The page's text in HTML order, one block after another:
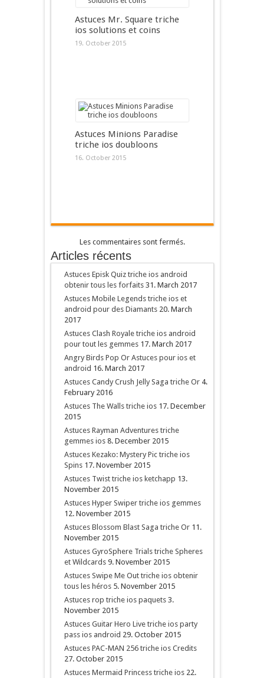
Astuces Mr. Square triche
ios solutions et coins
19. October 2015
Astuces Minions Paradise
triche ios doubloons
16. October 2015
Les commentaires sont fermés.
Articles récents
Astuces Episk Quiz triche ios android
obtenir tous les forfaits 31. March 2017
Astuces Mobile Legends triche ios et
android pour des Diamants 20. March
2017
Astuces Clash Royale triche ios android
pour tout les gemmes 17. March 2017
Angry Birds Pop Or Astuces pour ios et
android 16. March 2017
Astuces Candy Crush Jelly Saga triche Or 4.
February 2016
Astuces The Walls triche ios 17. December
2015
Astuces Rayman Adventures triche
gemmes ios 8. December 2015
Astuces Kezako: Mystery Pic triche ios
Spins 17. November 2015
Astuces Twist triche ios ketchapp 13.
November 2015
Astuces Hyper Swiper triche ios gemmes
12. November 2015
Astuces Blossom Blast Saga triche Or 11.
November 2015
Astuces GyroSphere Trials triche Spheres
et Wildcards 9. November 2015
Astuces Swipe Me Out triche ios obtenir
tous les héros 5. November 2015
Astuces rop triche ios paquets 3.
November 2015
Astuces Guitar Hero Live triche ios party
pass ios android 29. October 2015
Astuces PAC-MAN 256 triche ios Credits
27. October 2015
Astuces Mermaid Princess triche ios 22.